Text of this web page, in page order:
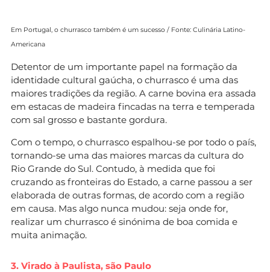
Em Portugal, o churrasco também é um sucesso / Fonte: Culinária Latino-
Americana
Detentor de um importante papel na formação da
identidade cultural gaúcha, o churrasco é uma das
maiores tradições da região. A carne bovina era assada
em estacas de madeira fincadas na terra e temperada
com sal grosso e bastante gordura.
Com o tempo, o churrasco espalhou-se por todo o país,
tornando-se uma das maiores marcas da cultura do
Rio Grande do Sul. Contudo, à medida que foi
cruzando as fronteiras do Estado, a carne passou a ser
elaborada de outras formas, de acordo com a região
em causa. Mas algo nunca mudou: seja onde for,
realizar um churrasco é sinónima de boa comida e
muita animação.
3. Virado à Paulista, são Paulo